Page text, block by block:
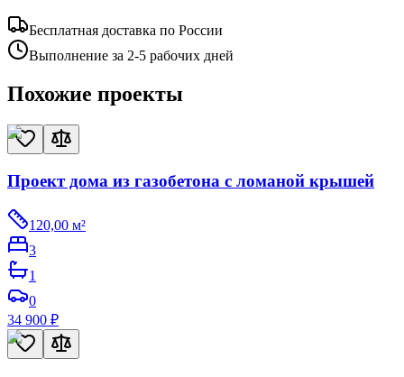
Бесплатная доставка по России
Выполнение за 2-5 рабочих дней
Похожие проекты
Проект дома из газобетона с ломаной крышей
120,00 м²
3
1
0
34 900 ₽